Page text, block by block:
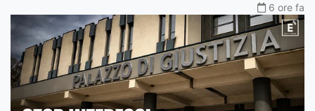
6 ore fa